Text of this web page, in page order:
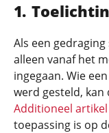
Als een
alleen vanaf het
ingegaan. Wie
werd gesteld,
Additioneel artikel
toepassing is op